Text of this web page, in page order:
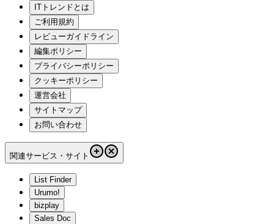
ITトレンドとは
ご利用規約
レビューガイドライン
編集ポリシー
プライバシーポリシー
クッキーポリシー
運営会社
サイトマップ
お問い合わせ
関連サービス・サイト
List Finder
Urumo!
bizplay
Sales Doc